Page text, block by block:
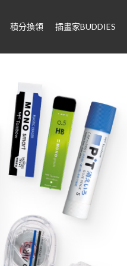
積分換領 插畫家BUDDIES